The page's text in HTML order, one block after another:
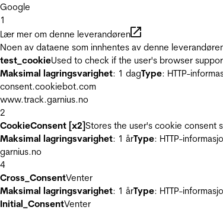
Google
1
Lær mer om denne leverandøren
Noen av dataene som innhentes av denne
test_cookieUsed to check if the user's browser
Maksimal lagringsvarighet: 1 dagType: HTTP-
consent.cookiebot.com
www.track.garnius.no
2
CookieConsent [x2]Stores the user's cookie consent
Maksimal lagringsvarighet: 1 årType: HTTP-
garnius.no
4
Cross_ConsentVenter
Maksimal lagringsvarighet: 1 årType: HTTP-
Initial_ConsentVenter